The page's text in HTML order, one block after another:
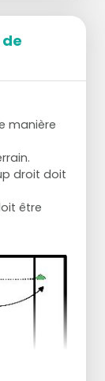
manière
droit doit
être